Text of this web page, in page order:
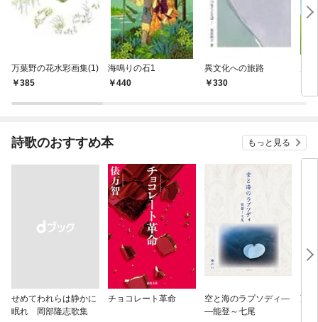
万葉野の花水彩画集(1)
385
海鳴りの石1
440
異文化への旅路
330
詩歌のおすすめ本 もっと見る
せめてわれらは静かに
眠れ 岡部隆志歌集
チョコレート革命
空と海のラプソディ―
―能登～七尾
藤